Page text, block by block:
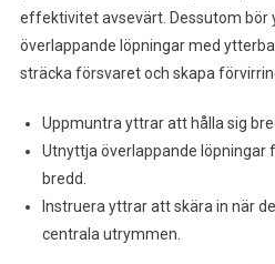
effektivitet avsevärt. Dessutom bör
överlappande löpningar med
sträcka försvaret och skapa
Uppmuntra yttrar att hålla sig
Utnyttja överlappande löpningar
bredd.
Instruera yttrar att skära in när
centrala utrymmen.